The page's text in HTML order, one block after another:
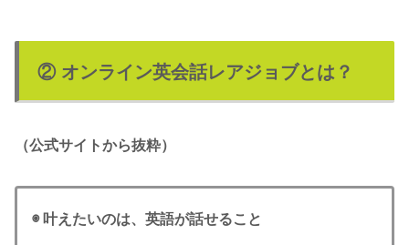
② オンライン英会話レアジョブとは？
（公式サイトから抜粋）
◉ 叶えたいのは、英語が話せること